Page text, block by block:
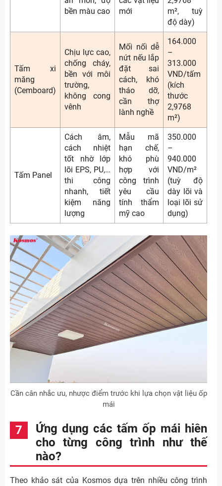
bền màu cao
mới
m², tuỳ
độ dày)
Tấm xi
măng
(Cemboard)
Chịu lực cao,
chống cháy,
bền với môi
trường,
không cong
vênh
Mối nối dễ
nứt nếu lắp
đặt sai
cách, khó
tháo dỡ,
cần thợ
lành nghề
164.000
–
313.000
VND/tấm
(kích
thước
2,9768
m²)
Tấm Panel
Cách âm,
cách nhiệt
tốt nhờ lớp
lõi EPS, PU,…
thi công
nhanh, tiết
kiệm năng
lượng
Mẫu mã
hạn chế,
khó phù
hợp với
công trình
yêu cầu
tính thẩm
mỹ cao
350.000
–
940.000
VND/m²
(tuỳ độ
dày lõi và
loại lõi sử
dụng)
Cần cân nhắc ưu, nhược điểm trước khi lựa chọn vật liệu ốp
mái
Ứng dụng các tấm ốp mái hiên
cho từng công trình như thế
nào?
Theo khảo sát của Kosmos dựa trên nhiều công trình